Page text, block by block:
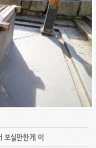
보실만한게 이